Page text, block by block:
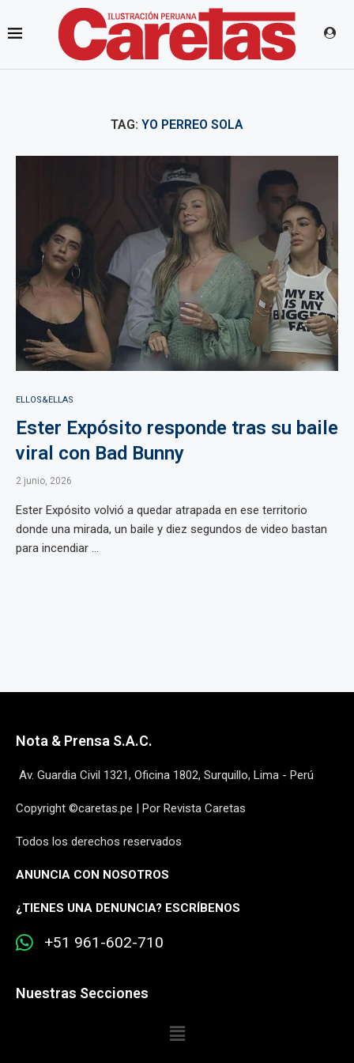
TAG: YO PERREO SOLA
ELLOS&ELLAS
Ester Expósito responde tras su baile
viral con Bad Bunny
2 junio, 2026
Ester Expósito volvió a quedar atrapada en ese territorio
donde una mirada, un baile y diez segundos de video bastan
para incendiar ...
Nota & Prensa S.A.C.
Av. Guardia Civil 1321, Oficina 1802, Surquillo, Lima - Perú
Copyright ©caretas.pe | Por Revista Caretas
Todos los derechos reservados
ANUNCIA CON NOSOTROS
¿TIENES UNA DENUNCIA? ESCRÍBENOS
+51 961-602-710
Nuestras Secciones